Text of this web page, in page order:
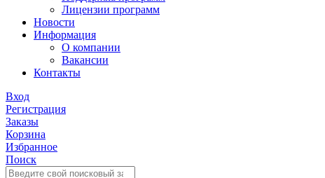
Лицензии программ
Новости
Информация
О компании
Вакансии
Контакты
Вход
Регистрация
Заказы
Корзина
Избранное
Поиск